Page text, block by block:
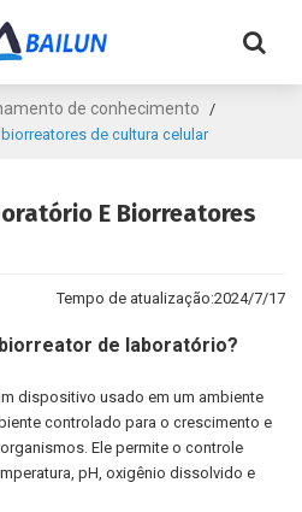
de conhecimento /
de cultura celular
E Biorreatores
Tempo de atualização:2024/7/17
de laboratório?
dispositivo usado em um ambiente
controlado para o crescimento e
Ele permite o controle
pH, oxigênio dissolvido e